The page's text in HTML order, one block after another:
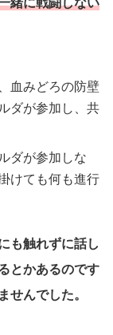
血みどろの防壁
ダが参加し、共
ダが参加しな
けても何も進行
も触れずに話し
とかあるのです
せんでした。